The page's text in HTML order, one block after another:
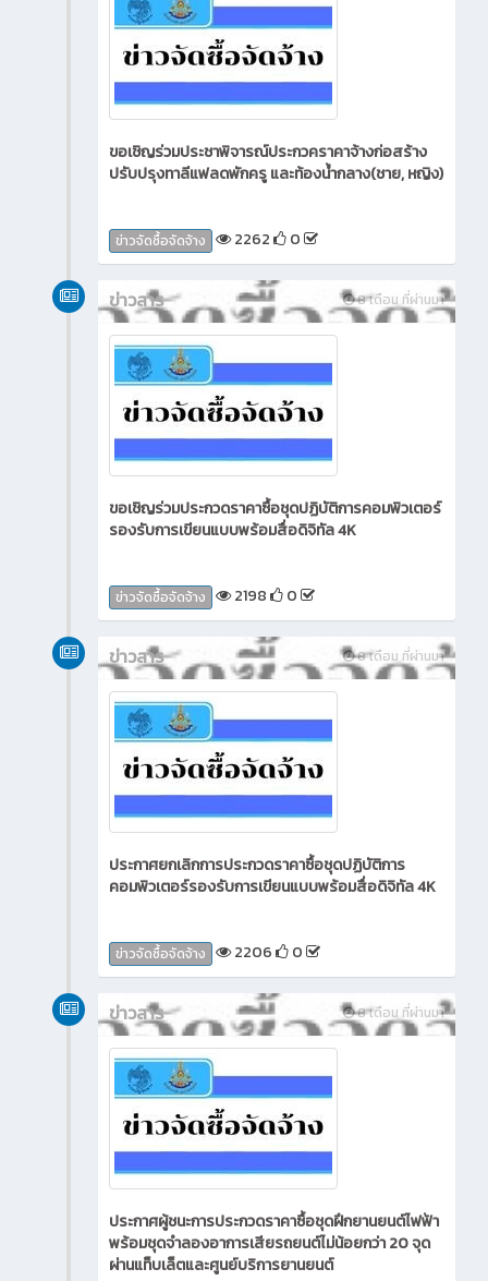
ขอเชิญร่วมประชาพิจารณ์ประกวคราคาจ้างก่อสร้าง
ปรับปรุงทาลีแฟลดพักครู และท้องน้ำกลาง(ชาย, หญิง)
ข่าวจัดซื้อจัดจ้าง 2262 0
8 เดือน ที่ผ่านมา
ข่าวสาร
ขอเชิญร่วมประกวดราคาซื้อชุดปฏิบัติการคอมพิวเตอร์
รองรับการเขียนแบบพร้อมสื่อดิจิทัล 4K
ข่าวจัดซื้อจัดจ้าง 2198 0
8 เดือน ที่ผ่านมา
ข่าวสาร
ประกาศยกเลิกการประกวดราคาซื้อชุดปฏิบัติการ
คอมพิวเตอร์รองรับการเขียนแบบพร้อมสื่อดิจิทัล 4K
ข่าวจัดซื้อจัดจ้าง 2206 0
8 เดือน ที่ผ่านมา
ข่าวสาร
ประกาศผู้ชนะการประกวดราคาซื้อชุดฝึกยานยนต์ไฟฟ้า
พร้อมชุดจำลองอาการเสียรถยนต์ไม่น้อยกว่า 20 จุด
ผ่านแท็บเล็ตและศูนย์บริการยานยนต์